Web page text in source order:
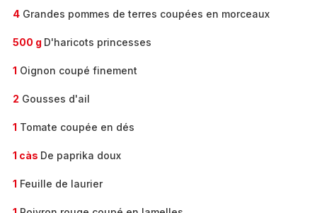
4 Grandes pommes de terres coupées en morceaux
500 g D'haricots princesses
1 Oignon coupé finement
2 Gousses d'ail
1 Tomate coupée en dés
1 càs De paprika doux
1 Feuille de laurier